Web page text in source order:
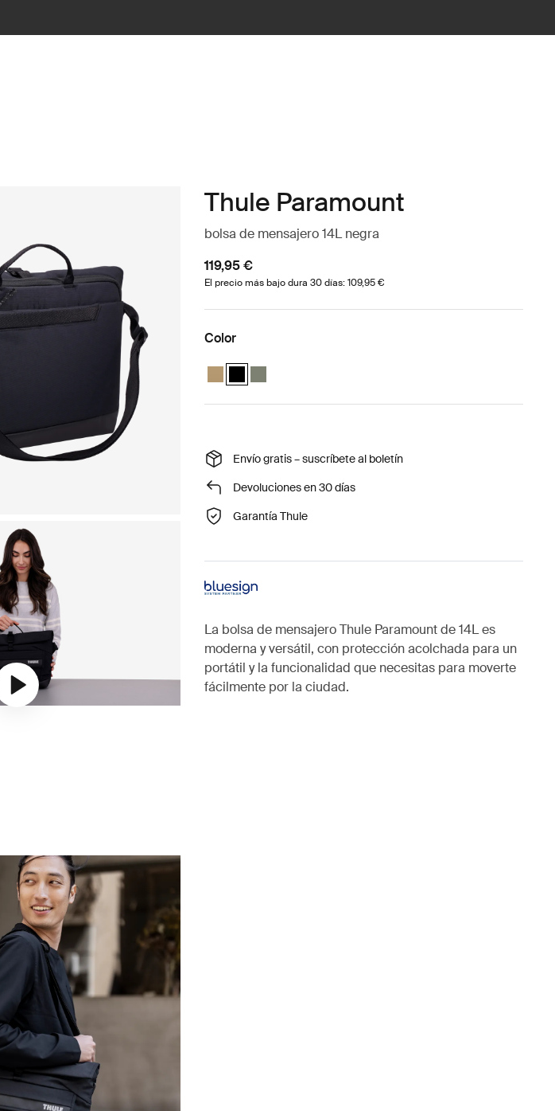
Play video
Thule Paramount
bolsa de mensajero 14L negra
119,95 €
El precio más bajo dura 30 días: 109,95 €
Color
Thule Paramount messenger 14L Beige suave
Thule Paramount messenger 14L Negro (selected)
Thule Paramount messenger 14L Verde suave
Envío gratis – suscríbete al boletín
Devoluciones en 30 días
Garantía Thule
La bolsa de mensajero Thule Paramount de 14L es
moderna y versátil, con protección acolchada para un
portátil y la funcionalidad que necesitas para moverte
fácilmente por la ciudad.